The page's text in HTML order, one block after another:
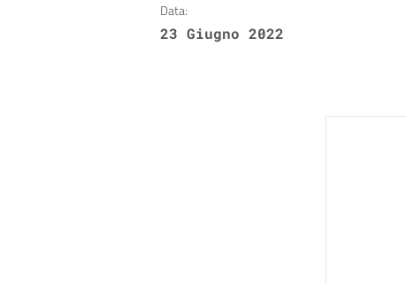
Data:
23 Giugno 2022